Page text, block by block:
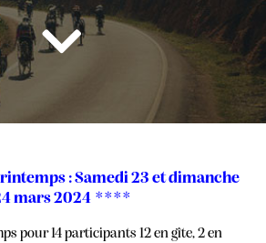
: Samedi 23 et dimanche
mars 2024 ****
pour 14 participants 12 en gîte, 2 en